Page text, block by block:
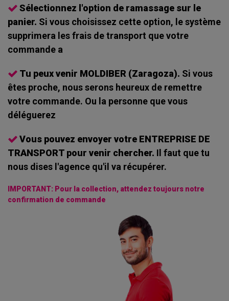
Sélectionnez l'option de ramassage sur le
panier. Si vous choisissez cette option, le système
supprimera les frais de transport que votre
commande a
Tu peux venir MOLDIBER (Zaragoza). Si vous
êtes proche, nous serons heureux de remettre
votre commande. Ou la personne que vous
déléguerez
Vous pouvez envoyer votre ENTREPRISE DE
TRANSPORT pour venir chercher. Il faut que tu
nous dises l'agence qu'il va récupérer.
IMPORTANT: Pour la collection, attendez toujours notre
confirmation de commande